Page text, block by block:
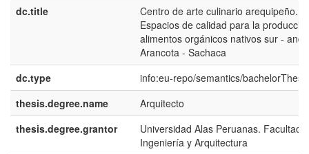
dc.title
Centro de arte culinario arequipeño.
Espacios de calidad para la
alimentos orgánicos nativos sur -
Arancota - Sachaca
dc.type
info:eu-repo/semantics/bachelorThesis
thesis.degree.name
Arquitecto
thesis.degree.grantor
Universidad Alas Peruanas. Facultad
Ingeniería y Arquitectura